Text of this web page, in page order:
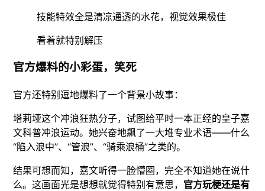
技能特效全是清凉通透的水花，视觉效果极佳
看着就特别解压
官方爆料的小彩蛋，笑死
官方还特别逗地爆料了一个背景小故事：
塔莉垭这个冲浪狂热分子，试图给平时一本正经的皇子嘉
文科普冲浪运动。她兴奋地飙了一大堆专业术语——什么
“陷入浪中”、“管浪”、“骑乘浪桶”之类的。
结果可想而知，嘉文听得一脸懵圈，完全不知道她在说什
么。这画面光是想想就觉得特别有意思， 官方玩梗还是有